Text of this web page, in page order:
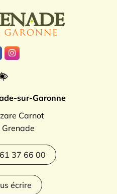
vers le compte Facebook
Lien vers le compte
sur-Garonne
Carnot
37 66 00
écrire